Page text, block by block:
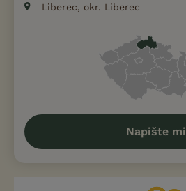
Liberec, okr. Liberec
Napište mi